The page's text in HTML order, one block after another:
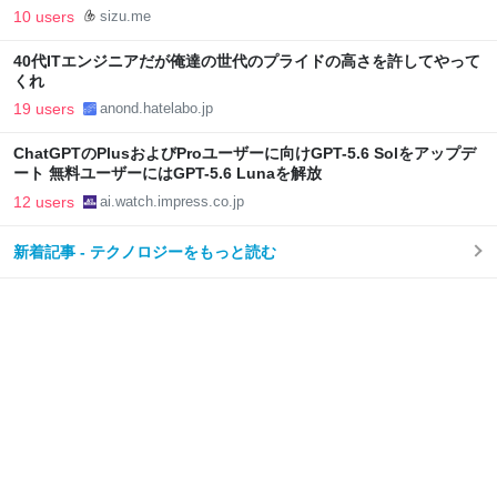
10 users sizu.me
40代ITエンジニアだが俺達の世代のプライドの高さを許してやって
くれ
19 users anond.hatelabo.jp
ChatGPTのPlusおよびProユーザーに向けGPT-5.6 Solをアップデ
ート 無料ユーザーにはGPT-5.6 Lunaを解放
12 users ai.watch.impress.co.jp
新着記事 - テクノロジーをもっと読む